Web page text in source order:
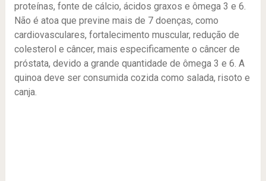
proteínas, fonte de cálcio, ácidos graxos e ômega 3 e 6.
Não é atoa que previne mais de 7 doenças, como
cardiovasculares, fortalecimento muscular, redução de
colesterol e câncer, mais especificamente o câncer de
próstata, devido a grande quantidade de ômega 3 e 6. A
quinoa deve ser consumida cozida como salada, risoto e
canja.